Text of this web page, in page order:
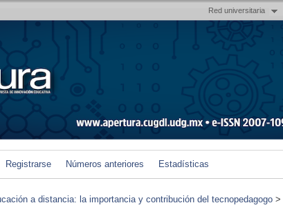
Red universitaria
Registrarse Números anteriores Estadísticas
a distancia: la importancia y contribución del tecnopedagogo >